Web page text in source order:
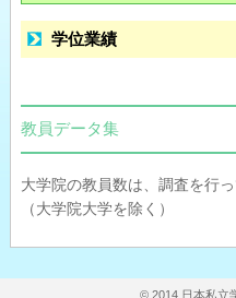
学位業績
教員データ集
大学院の教員数は、調査を行
（大学院大学を除く）
© 2014 日本私立